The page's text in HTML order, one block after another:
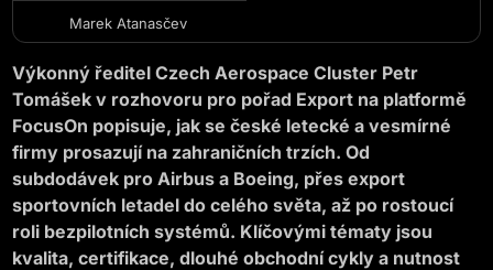
Marek Atanasčev
Výkonný ředitel Czech Aerospace Cluster Petr
Tomášek v rozhovoru pro pořad Export na platformě
FocusOn popisuje, jak se české letecké a vesmírné
firmy prosazují na zahraničních trzích. Od
subdodávek pro Airbus a Boeing, přes export
sportovních letadel do celého světa, až po rostoucí
roli bezpilotních systémů. Klíčovými tématy jsou
kvalita, certifikace, dlouhé obchodní cykly a nutnost